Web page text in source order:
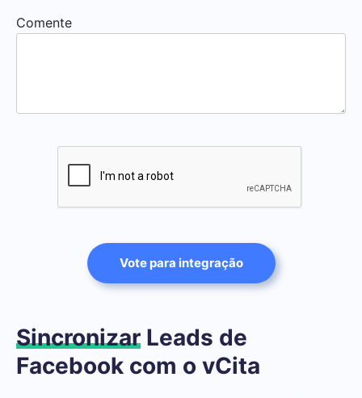
Comente
Vote para integração
Sincronizar Leads de
Facebook com o vCita